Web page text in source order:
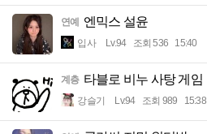
연예 엔믹스 설윤
입사 Lv.94 조회 536 15:40
계층 타블로 비누 사탕 게임
강슬기 Lv.94 조회 989 15:38